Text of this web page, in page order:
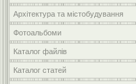
Архітектура та містобудування
Фотоальбоми
Каталог файлів
Каталог статей